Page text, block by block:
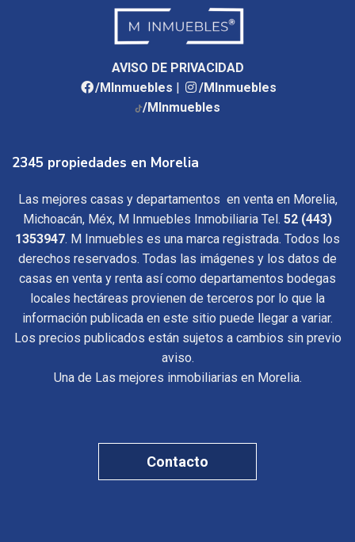
AVISO DE PRIVACIDAD
/MInmuebles |
/MInmuebles
/MInmuebles
2345 propiedades en Morelia
Las mejores casas y departamentos en venta en Morelia,
Michoacán, Méx, M Inmuebles Inmobiliaria Tel. 52 (443)
1353947. M Inmuebles es una marca registrada. Todos los
derechos reservados. Todas las imágenes y los datos de
casas en venta y renta así como departamentos bodegas
locales hectáreas provienen de terceros por lo que la
información publicada en este sitio puede llegar a variar.
Los precios publicados están sujetos a cambios sin previo
aviso.
Una de Las mejores inmobiliarias en Morelia.